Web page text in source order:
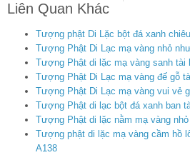
Liên Quan Khác
Tượng phật Di Lặc bột đá xanh
Tượng Phật Di Lạc mạ vàng nhỏ
Tượng Phật di lặc mạ vàng sanh tài
Tượng Phật Di Lạc mạ vàng đế gỗ
Tượng Phật Di Lạc mạ vàng vui vẻ
Tượng Phật di lạc bột đá xanh ban
Tượng Phật di lặc nằm mạ vàng
Tượng phật di lặc mạ vàng cầm hồ
A138